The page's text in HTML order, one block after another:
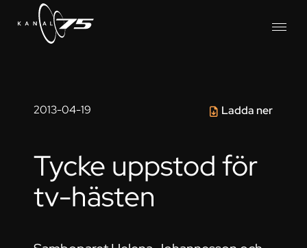
2013-04-19 Ladda ner
Tycke uppstod för
tv-hästen